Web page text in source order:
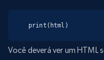
print(html)
Você deverá ver um HTML